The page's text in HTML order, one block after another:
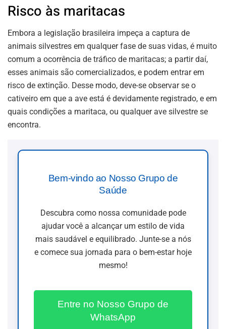
Risco às maritacas
Embora a legislação brasileira impeça a captura de
animais silvestres em qualquer fase de suas vidas, é muito
comum a ocorrência de tráfico de maritacas; a partir daí,
esses animais são comercializados, e podem entrar em
risco de extinção. Desse modo, deve-se observar se o
cativeiro em que a ave está é devidamente registrado, e em
quais condições a maritaca, ou qualquer ave silvestre se
encontra.
Bem-vindo ao Nosso Grupo de
Saúde
Descubra como nossa comunidade pode
ajudar você a alcançar um estilo de vida
mais saudável e equilibrado. Junte-se a nós
e comece sua jornada para o bem-estar hoje
mesmo!
Entre no Nosso Grupo de
WhatsApp